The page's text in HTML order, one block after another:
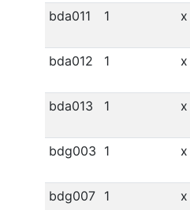
bda011 1 x
bda012 1 x
bda013 1 x
bdg003 1 x
bdg007 1 x